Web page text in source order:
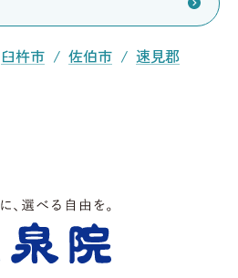
臼杵市 佐伯市 速見郡